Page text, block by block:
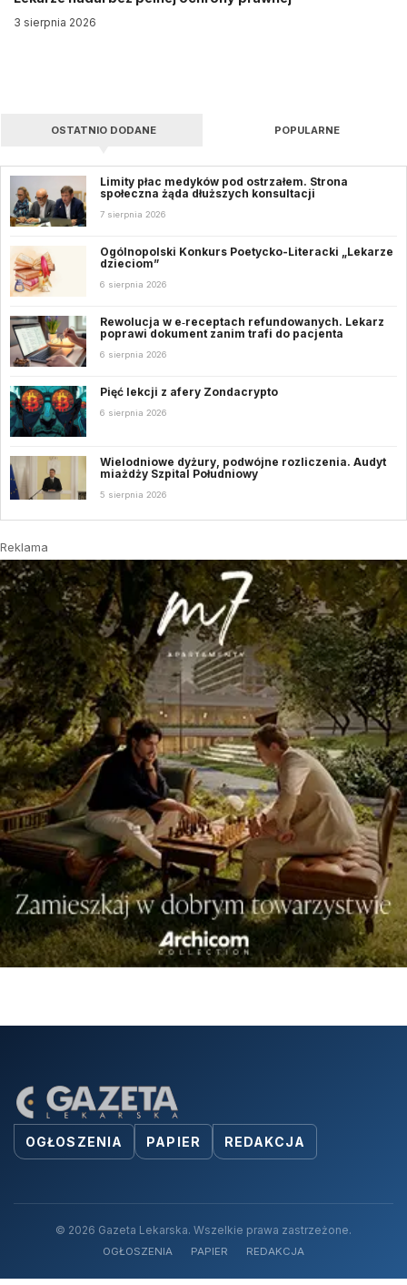
3 sierpnia 2026
OSTATNIO DODANE POPULARNE
Limity płac medyków pod ostrzałem. Strona
społeczna żąda dłuższych konsultacji
7 sierpnia 2026
Ogólnopolski Konkurs Poetycko-Literacki „Lekarze
dzieciom”
6 sierpnia 2026
Rewolucja w e‑receptach refundowanych. Lekarz
poprawi dokument zanim trafi do pacjenta
6 sierpnia 2026
Pięć lekcji z afery Zondacrypto
6 sierpnia 2026
Wielodniowe dyżury, podwójne rozliczenia. Audyt
miażdży Szpital Południowy
5 sierpnia 2026
Reklama
OGŁOSZENIA PAPIER REDAKCJA
© 2026 Gazeta Lekarska. Wszelkie prawa zastrzeżone.
OGŁOSZENIA PAPIER REDAKCJA